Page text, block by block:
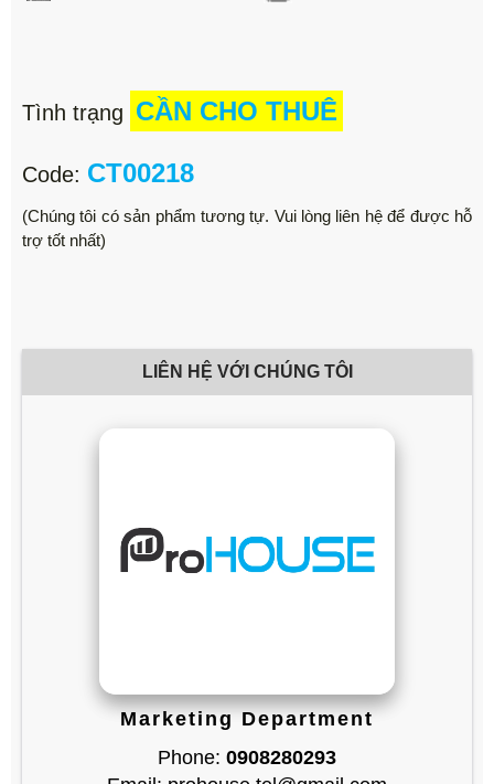
Tình trạng CẦN CHO THUÊ
Code: CT00218
(Chúng tôi có sản phẩm tương tự. Vui lòng liên hệ để được hỗ
trợ tốt nhất)
LIÊN HỆ VỚI CHÚNG TÔI
Marketing Department
Phone: 0908280293